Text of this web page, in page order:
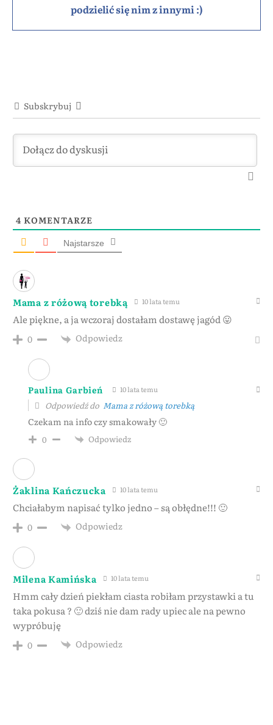
podzielić się nim z innymi :)
Subskrybuj
4 KOMENTARZE
Najstarsze
Mama z różową torebką 10 lata temu
Ale piękne, a ja wczoraj dostałam dostawę jagód 😛
0 Odpowiedz
Paulina Garbień 10 lata temu
Odpowiedź do Mama z różową torebką
Czekam na info czy smakowały 🙂
0 Odpowiedz
Żaklina Kańczucka 10 lata temu
Chciałabym napisać tylko jedno – są obłędne!!! 🙂
0 Odpowiedz
Milena Kamińska 10 lata temu
Hmm cały dzień piekłam ciasta robiłam przystawki a tu
taka pokusa ? 🙂 dziś nie dam rady upiec ale na pewno
wypróbuję
0 Odpowiedz